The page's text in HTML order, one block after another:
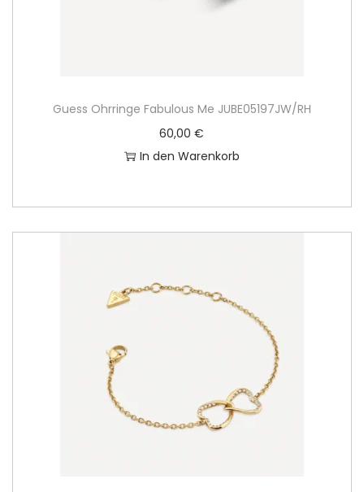
Guess Ohrringe Fabulous Me JUBE05197JW/RH
60,00€
In den Warenkorb